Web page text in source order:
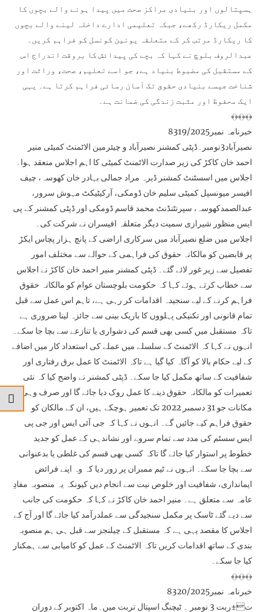
ہسپتالوں اور بنیادی مراکز صحت میں پیدا ہونے والے بچوں کا
مکمل ریکارڈ رکھے، جبکہ تعلیمی ادارے داخلہ لینے والے بچوں
کا ریکارڈ مرتب کر کے متعلقہ یونین کونسل کو فراہم کریں۔
عبدالروف بلوچ نے کہا کہ بچے کی پیدائش کا بروقت اندراج اس
کے مستقبل کی مضبوط بنیاد ہے، جو اسے تعلیم، صحت، وراثت اور
شناخت جیسے بنیادی حقوق تک آسان رسائی فراہم کرتا ہے۔ یہی
ایک محفوظ اور مثبت زندگی کی ضمانت ہے۔
﴾﴿﴾﴿﴾﴿
خبرنامہ نمبر8319/2025
نصیرآباد3نومبر۔ڈپٹی کمشنر نصیرآباد و چیئرمین الاٹمنٹ کمیٹی منیر
احمد خان کاکڑ کی زیر صدارت الاٹمنٹ کمیٹی کا اہم اجلاس منعقد ہوا۔
اجلاس میں اسسٹنٹ کمشنر ڈیرہ مراد جمالی بہادر خان کھوسہ، چیف
افیسر میونسپل کمیٹی سلیم خان ڈومکی، آرکیٹیکٹ مہوش سرور،
عبدالصمدکھوسہ، سپرنٹنڈنٹ محمد قاسم ڈومکی اور ڈپٹی کمشنر کے پی
ایس منظور شیرازی سمیت دیگر متعلقہ افیسران نے شرکت کی۔
اجلاس میں ضلع نصیرآباد میں سرکاری اراضی کے پانچ ہزار پچاس ایکڑ
پر قابضین کو مالکانہ حقوق کی فراہمی کے حوالے سے مختلف امور
تفصیل سے زیر غور لائے گئے۔ ڈپٹی کمشنر منیر احمد خان کاکڑ نے اجلاس
سے خطاب کرتے ہوئے کہا کہ حکومت بلوچستان عوام کو مالکانہ حقوق
فراہم کرنے کے لیے سنجیدہ اقدامات کر رہی ہے، تاہم اس عمل سے قبل
تمام قانونی اور تکنیکی پہلووں کا باریک بینی سے جائزہ لینا ضروری ہے
تاکہ مستقبل میں کسی بھی قسم کی دشواری یا تنازعے سے بچا جا سکے۔
انہوں نے کہا کہ الاٹمنٹ کے سلسلے میں عملے کی استعداد کار میں اضافے
کے لیے حکام بالا کو آگاہ کیا گیا ہے تاکہ الاٹمنٹ کا عمل برق رفتاری اور
شفافیت کے ساتھ مکمل کیا جا سکے۔ ڈپٹی کمشنر نے واضح کیا کہ نئی
تعمیرات کو مالکانہ حقوق دینے کا عمل روک دیا جائے گا اور صرف وہی
مکانات جو 31 دسمبر 2022 تک تعمیر ہوچکے ہیں، ان کے مالکان کو
حقوق فراہم کیے جائیں گے۔ انہوں نے کہا کہ جی آئی ایس اور جی پی
ایس سسٹم کی مدد سے تمام سروے اور نشاندہی کے عمل کو جدید
خطوط پر استوار کیا جائے گا تاکہ کسی بھی قسم کی غلطی یا بدعنوانی
سے بچا جا سکے۔ انہوں نے ٹیم ممبران پر زور دیا کہ وہ اپنے فرائض
ایمانداری، شفافیت اور خلوص نیت سے انجام دیں کیونکہ یہ منصوبہ مفادِ
عامہ سے متعلق ہے۔ منیر احمد خان کاکڑ نے کہا کہ حکومت کی جانب
سے دیے گئے ٹاسک پر مکمل سنجیدگی سے عملدرآمد کیا جائے گا اور آج کے
اجلاس کا مقصد یہی ہے کہ مستقبل کے چیلنجز سے قبل ہی ہم منصوبہ
بندی کے ساتھ اقدامات کریں تاکہ الاٹمنٹ کے عمل کو کامیابی سے ہمکنار
کیا جا سکے۔
﴾﴿﴾﴿﴾﴿
خبرنامہ نمبر8320/2025
ت±ربت 3 نومبر ۔ ٹیچنگ اسپتال تربت میں۔ماہ اکتوبر کے دوران